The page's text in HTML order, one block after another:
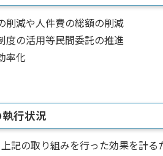
削減や人件費の総額の削減
度の活用等民間委託の推進
率化
行状況
記の取り組みを行った効果を計る